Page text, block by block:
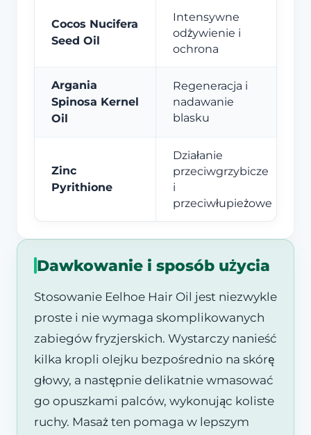
Cocos Nucifera
Seed Oil
Intensywne
odżywienie i
ochrona
Argania
Spinosa Kernel
Oil
Regeneracja i
nadawanie
blasku
Zinc
Pyrithione
Działanie
przeciwgrzybicze
i
przeciwłupieżowe
Dawkowanie i sposób użycia
Stosowanie Eelhoe Hair Oil jest niezwykle
proste i nie wymaga skomplikowanych
zabiegów fryzjerskich. Wystarczy nanieść
kilka kropli olejku bezpośrednio na skórę
głowy, a następnie delikatnie wmasować
go opuszkami palców, wykonując koliste
ruchy. Masaż ten pomaga w lepszym